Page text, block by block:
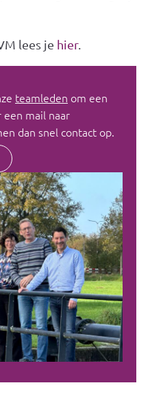
lees je hier.
teamleden om een
mail naar
dan snel contact op.